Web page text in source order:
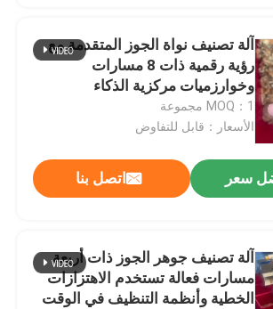
آلة تصنيف نواة الجوز المتقدمة مع
رؤية رقمية ذات 8 مسارات
وخوارزميات مركزية الذكاء
الاصطناعي لتحديد الأشكال والألوان
بدقة
MOQ：1 مجموعة
الأسعار：قابل للتفاوض
سعر اتصل بنا
آلة تصنيف جوهر الجوز ذات أربعة
مسارات فعالة تستخدم الاهتزازات
الخطية وأنظمة التنظيف في الوقت